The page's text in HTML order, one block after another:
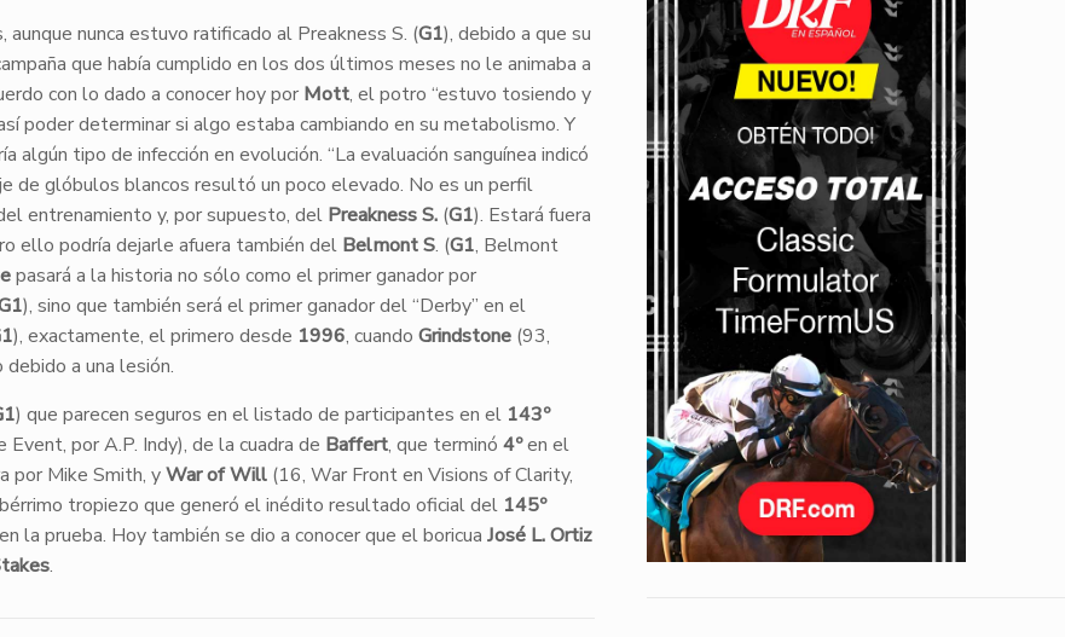
nunca estuvo ratificado al Preakness S. (G1), debido a que su
que había cumplido en los dos últimos meses no le animaba a
con lo dado a conocer hoy por Mott, el potro “estuvo tosiendo y
poder determinar si algo estaba cambiando en su metabolismo. Y
algún tipo de infección en evolución. “La evaluación sanguínea indicó
de glóbulos blancos resultó un poco elevado. No es un perfil
entrenamiento y, por supuesto, del Preakness S.(G1). Estará fuera
ello podría dejarle afuera también del Belmont S. (G1, Belmont
pasará a la historia no sólo como el primer ganador por
), sino que también será el primer ganador del “Derby” en el
), exactamente, el primero desde 1996, cuando Grindstone(93,
a una lesión.
) que parecen seguros en el listado de participantes en el 143º
por A.P. Indy), de la cuadra de Baffert, que terminó 4ºen el
por Mike Smith, yWar of Will(16, War Front en Visions of Clarity,
tropiezo que generó el inédito resultado oficial del 145º
la prueba. Hoy también se dio a conocer que el boricua José L. Ortiz
.